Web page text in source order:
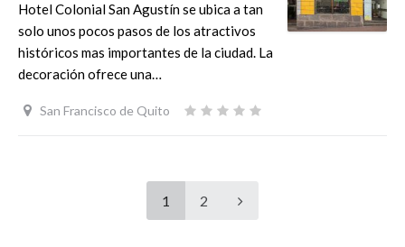
Hotel Colonial San Agustín se ubica a tan
solo unos pocos pasos de los atractivos
históricos mas importantes de la ciudad. La
decoración ofrece una…
San Francisco de Quito
1 2